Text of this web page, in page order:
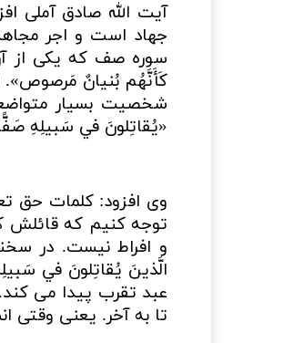
آیت الله صادق آملی
جهاد است و اجر
سوره صف که یکی از
كَأَنَّهُم بُنيانٌ مَرصوص».
شخصیت بسیار
«يُقاتِلونَ في سَبيلِهِ
وی افزود: کلمات حق
توجه کنیم که
و افراط نیست. در
الَّذينَ يُقاتِلونَ في
عبد تقرب پیدا می
تا به آخر. یعنی وقتی